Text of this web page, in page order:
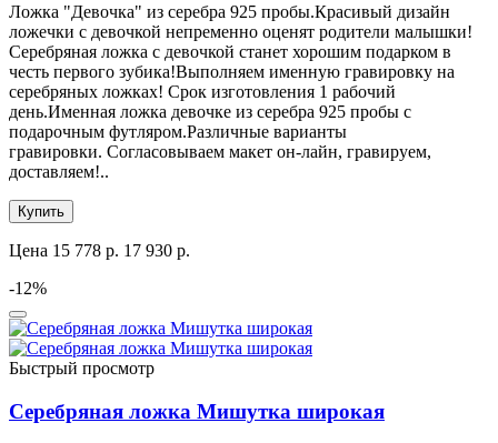
Ложка "Девочка" из серебра 925 пробы.Красивый дизайн
ложечки с девочкой непременно оценят родители малышки!
Серебряная ложка с девочкой станет хорошим подарком в
честь первого зубика!Выполняем именную гравировку на
серебряных ложках! Срок изготовления 1 рабочий
день.Именная ложка девочке из серебра 925 пробы с
подарочным футляром.Различные варианты
гравировки. Согласовываем макет он-лайн, гравируем,
доставляем!..
Купить
Цена 15 778 р. 17 930 р.
-12%
Быстрый просмотр
Серебряная ложка Мишутка широкая